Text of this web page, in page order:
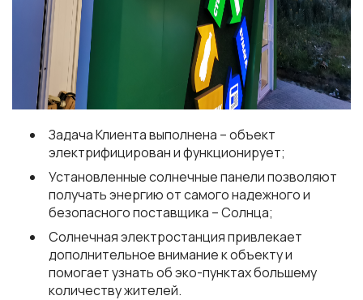
Задача Клиента выполнена – объект
электрифицирован и функционирует;
Установленные солнечные панели позволяют
получать энергию от самого надежного и
безопасного поставщика – Солнца;
Солнечная электростанция привлекает
дополнительное внимание к объекту и
помогает узнать об эко-пунктах большему
количеству жителей.